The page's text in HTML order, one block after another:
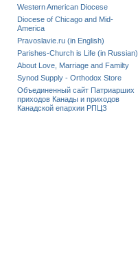
Western American Diocese
Diocese of Chicago and Mid-
America
Pravoslavie.ru (in English)
Parishes-Church is Life (in Russian)
About Love, Marriage and Familty
Synod Supply - Orthodox Store
Объединенный сайт Патриарших
приходов Канады и приходов
Канадской епархии РПЦЗ